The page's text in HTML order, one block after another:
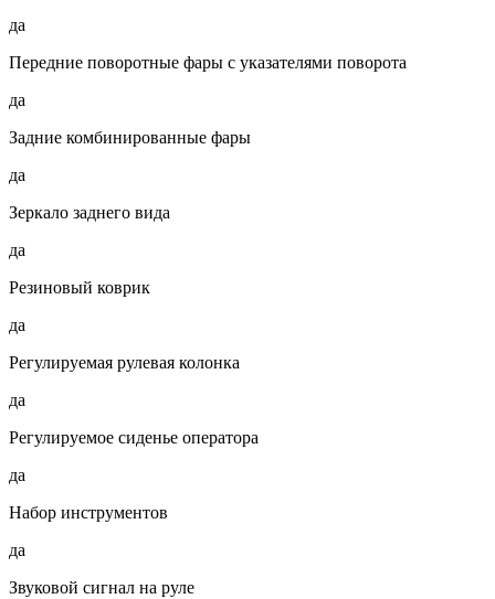
да
Передние поворотные фары с указателями поворота
да
Задние комбинированные фары
да
Зеркало заднего вида
да
Резиновый коврик
да
Регулируемая рулевая колонка
да
Регулируемое сиденье оператора
да
Набор инструментов
да
Звуковой сигнал на руле